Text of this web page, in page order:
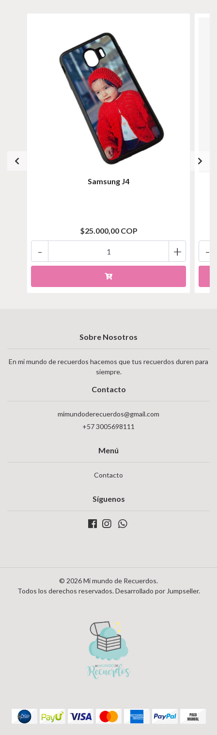
Samsung J4
$25.000,00 COP
+
- -
Sobre Nosotros
En mi mundo de recuerdos hacemos que tus recuerdos duren para
siempre.
Contacto
mimundoderecuerdos@gmail.com
+57 3005698111
Menú
Contacto
Síguenos
© 2026 Mi mundo de Recuerdos.
Todos los derechos reservados.Desarrollado por Jumpseller.